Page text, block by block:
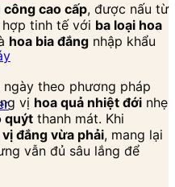
công cao cấp, được nấu từ
tinh tế với ba loại hoa
hoa bia đắng nhập khẩu
ngày theo phương pháp
vị hoa quả nhiệt đới nhẹ
quýt thanh mát. Khi
đắng vừa phải, mang lại
vẫn đủ sâu lắng để